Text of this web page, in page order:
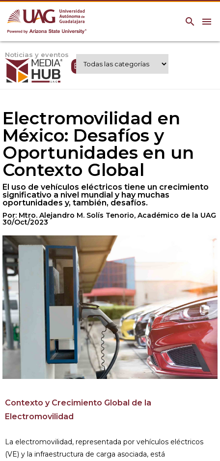
menu
search
Noticias y eventos
Expertos UAG
Electromovilidad en
México: Desafíos y
Oportunidades en un
Contexto Global
El uso de vehículos eléctricos tiene un crecimiento
significativo a nivel mundial y hay muchas
oportunidades y, también, desafíos.
Por: Mtro. Alejandro M. Solís Tenorio, Académico de la UAG
30/Oct/2023
Contexto y Crecimiento Global de la
Electromovilidad
La electromovilidad, representada por vehículos eléctricos
(VE) y la infraestructura de carga asociada, está